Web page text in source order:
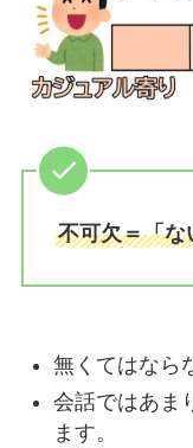
不可欠＝「な
無くてはなら
会話ではあま
ます。